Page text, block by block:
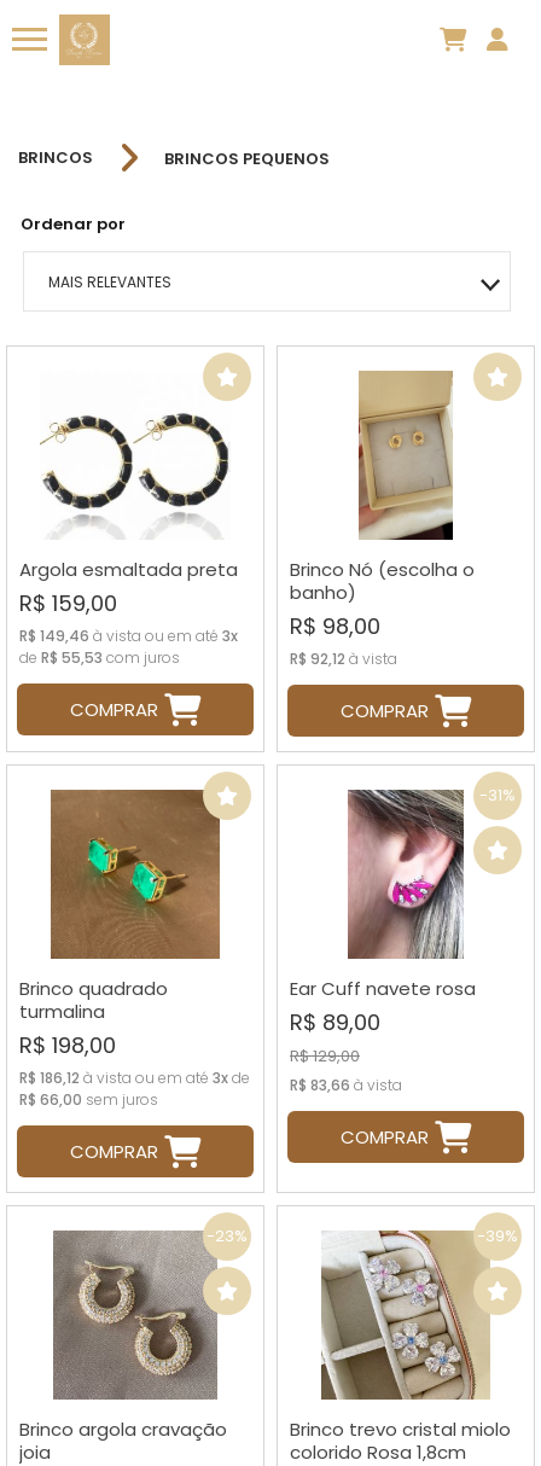
BRINCOS BRINCOS PEQUENOS
Ordenar por
MAIS RELEVANTES
MAIS VENDIDOS
MAIOR PREÇO
A - Z
Argola esmaltada preta
R$ 159,00
R$ 149,46 à vista ou em até 3x
de R$ 55,53 com juros
COMPRAR
Brinco Nó (escolha o
banho)
R$ 98,00
R$ 92,12 à vista
COMPRAR
Brinco quadrado
turmalina
R$ 198,00
R$ 186,12 à vista ou em até 3xde
R$ 66,00 sem juros
COMPRAR
-31%
Ear Cuff navete rosa
R$ 89,00
R$ 129,00
R$ 83,66 à vista
COMPRAR
-23%
Brinco argola cravação
joia
-39%
Brinco trevo cristal miolo
colorido Rosa 1,8cm